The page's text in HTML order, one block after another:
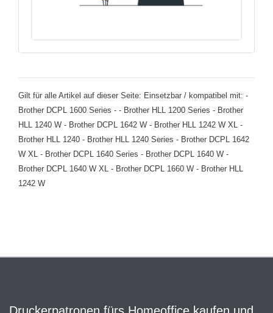
Gilt für alle Artikel auf dieser Seite: Einsetzbar / kompatibel mit: -
Brother DCPL 1600 Series - - Brother HLL 1200 Series - Brother
HLL 1240 W - Brother DCPL 1642 W - Brother HLL 1242 W XL -
Brother HLL 1240 - Brother HLL 1240 Series - Brother DCPL 1642
W XL - Brother DCPL 1640 Series - Brother DCPL 1640 W -
Brother DCPL 1640 W XL - Brother DCPL 1660 W - Brother HLL
1242 W